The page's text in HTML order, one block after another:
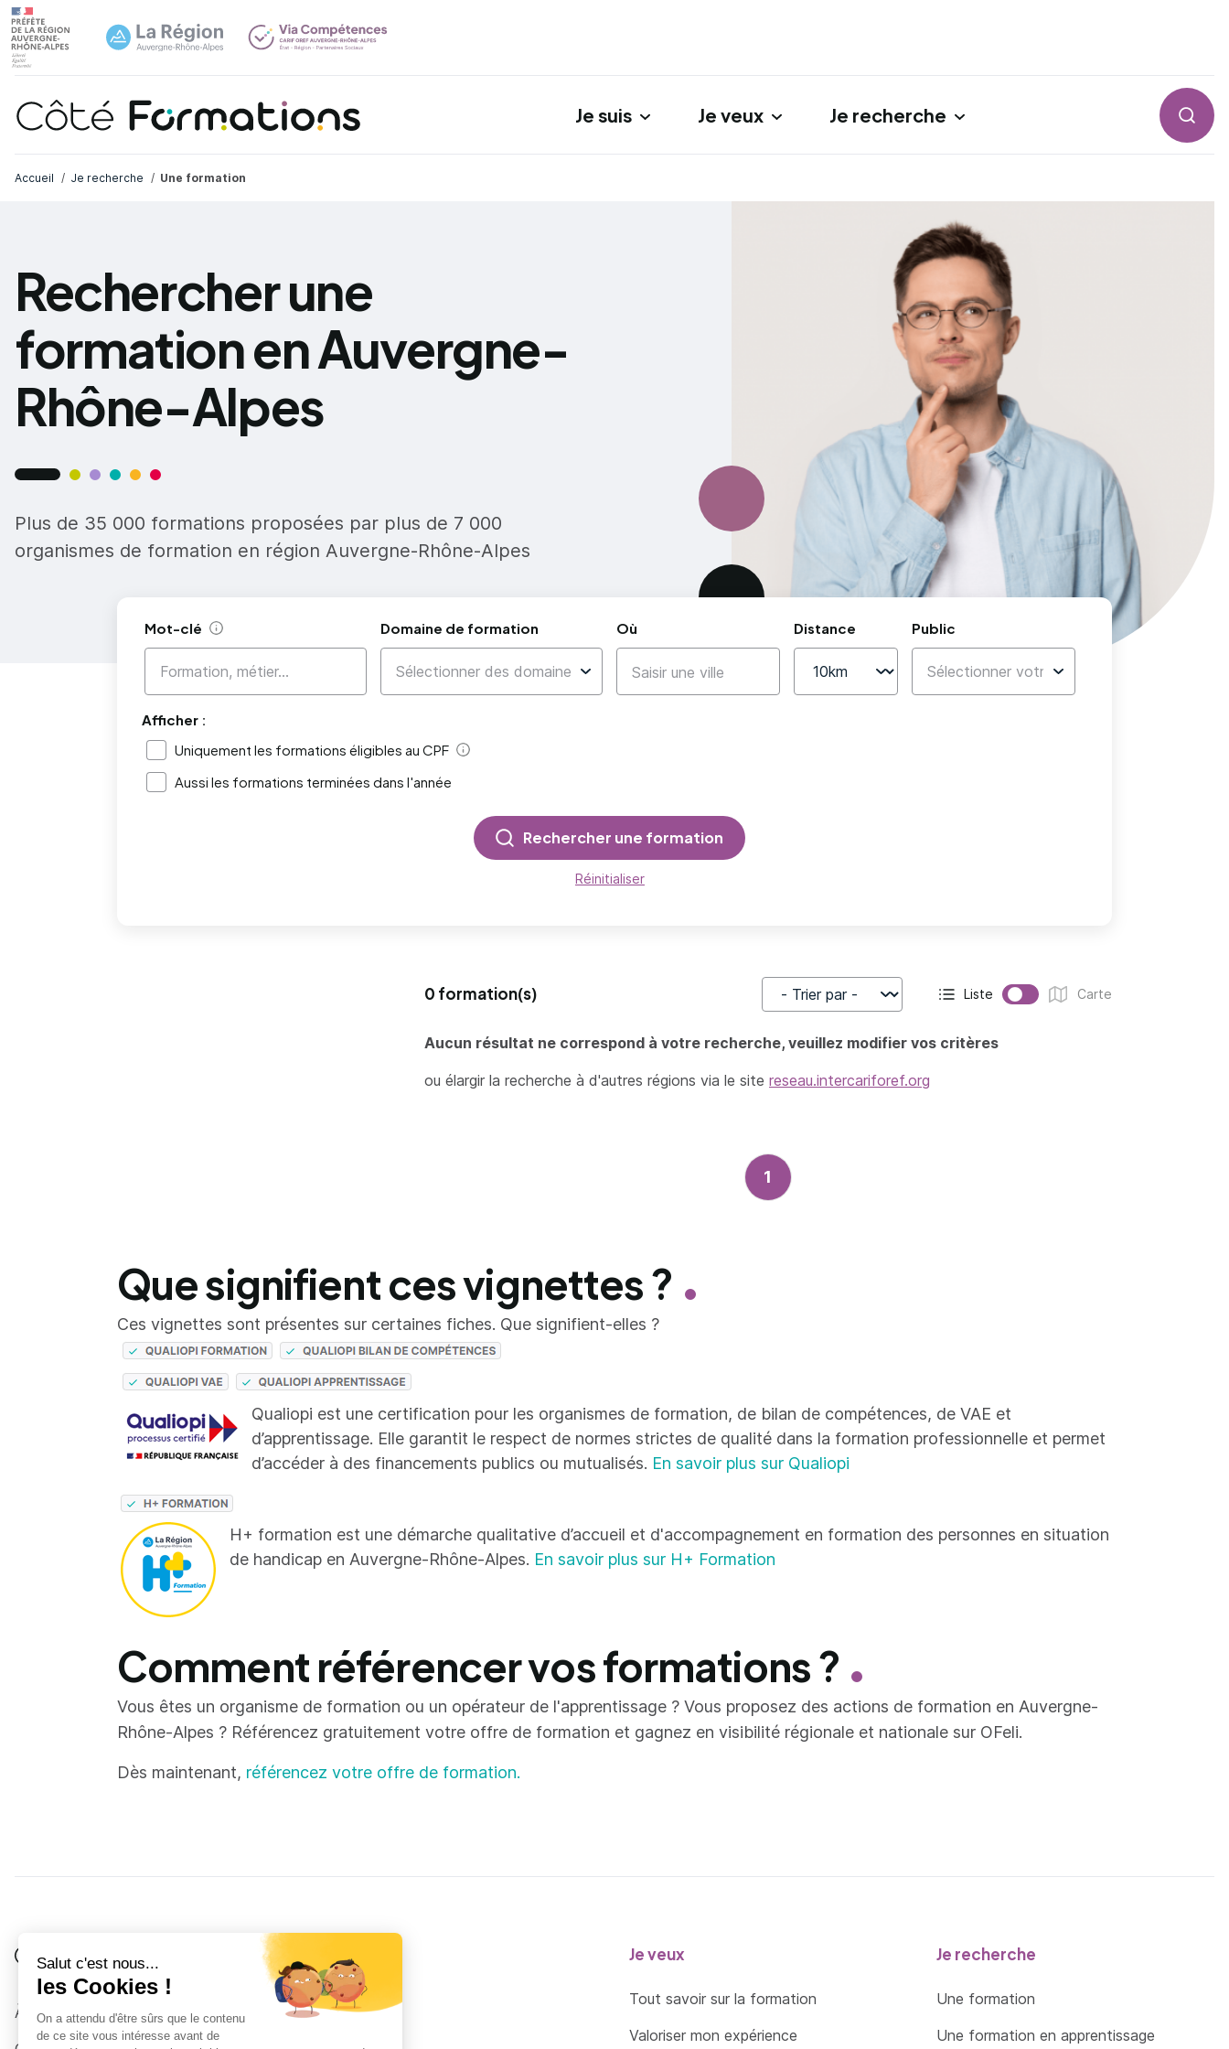
Je suis Je veux Je recherche
Accueil Je recherche Une formation
Rechercher une
formation en Auvergne-
Rhône-Alpes
Plus de 35 000 formations proposées par plus de 7 000
organismes de formation en région Auvergne-Rhône-Alpes
Mot-clé Aide Domaine de formation Où Distance Public
Afficher :
Uniquement les formations éligibles au CPF
Aide
Aussi les formations terminées dans l'année
Rechercher une formation
Réinitialiser
0 formation(s)
Trier par Affichage actif :
Liste
Affichage :
Carte
Aucun résultat ne correspond à votre recherche, veuillez modifier vos critères
ou élargir la recherche à d'autres régions via le site reseau.intercariforef.org
1
Que signifient ces vignettes ?
Ces vignettes sont présentes sur certaines fiches. Que signifient-elles ?
Qualiopi est une certification pour les organismes de formation, de bilan de compétences, de VAE et
d’apprentissage. Elle garantit le respect de normes strictes de qualité dans la formation professionnelle et permet
d’accéder à des financements publics ou mutualisés. En savoir plus sur Qualiopi
H+ formation est une démarche qualitative d’accueil et d'accompagnement en formation des personnes en situation
de handicap en Auvergne-Rhône-Alpes. En savoir plus sur H+ Formation
Comment référencer vos formations ?
Vous êtes un organisme de formation ou un opérateur de l'apprentissage ? Vous proposez des actions de formation en Auvergne-
Rhône-Alpes ? Référencez gratuitement votre offre de formation et gagnez en visibilité régionale et nationale sur OFeli.
Dès maintenant, référencez votre offre de formation.
Côté Formations
À propos
Je suis
Au collège
Je veux
Tout savoir sur la formation
Valoriser mon expérience
Je recherche
Une formation
Une formation en apprentissage